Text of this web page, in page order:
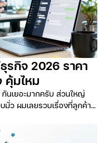
รกิจ 2026 ราคา
คุ้มไหม
นเยอะมากครับ ส่วนใหญ่
ว ผมเลยรวบเรื่องที่ลูกค้า
ที่ทำได้จริง อะไรคือ hype